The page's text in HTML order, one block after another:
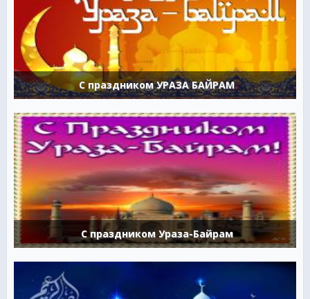
С праздником УРАЗА БАЙРАМ
С праздником Ураза-Байрам